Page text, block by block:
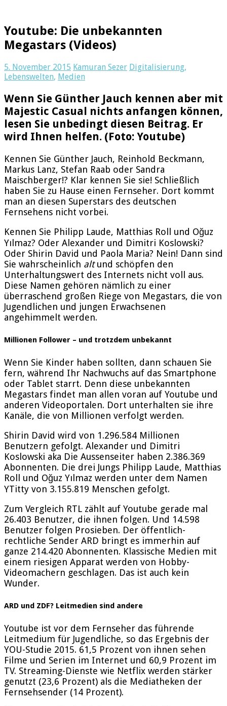
Youtube: Die unbekannten
Megastars (Videos)
5. November 2015 Kamuran Sezer Digitalisierung,
Lebenswelten, Medien
Wenn Sie Günther Jauch kennen aber mit
Majestic Casual nichts anfangen können,
lesen Sie unbedingt diesen Beitrag. Er
wird Ihnen helfen. (Foto: Youtube)
Kennen Sie Günther Jauch, Reinhold Beckmann,
Markus Lanz, Stefan Raab oder Sandra
Maischberger!? Klar kennen Sie sie! Schließlich
haben Sie zu Hause einen Fernseher. Dort kommt
man an diesen Superstars des deutschen
Fernsehens nicht vorbei.
Kennen Sie Philipp Laude, Matthias Roll und Oğuz
Yılmaz? Oder Alexander und Dimitri Koslowski?
Oder Shirin David und Paola Maria? Nein! Dann sind
Sie wahrscheinlich altund schöpfen den
Unterhaltungswert des Internets nicht voll aus.
Diese Namen gehören nämlich zu einer
überraschend großen Riege von Megastars, die von
Jugendlichen und jungen Erwachsenen
angehimmelt werden.
Millionen Follower – und trotzdem unbekannt
Wenn Sie Kinder haben sollten, dann schauen Sie
fern, während Ihr Nachwuchs auf das Smartphone
oder Tablet starrt. Denn diese unbekannten
Megastars findet man allen voran auf Youtube und
anderen Videoportalen. Dort unterhalten sie ihre
Kanäle, die von Millionen verfolgt werden.
Shirin David wird von 1.296.584 Millionen
Benutzern gefolgt. Alexander und Dimitri
Koslowski aka Die Aussenseiter haben 2.386.369
Abonnenten. Die drei Jungs Philipp Laude, Matthias
Roll und Oğuz Yılmaz werden unter dem Namen
YTitty von 3.155.819 Menschen gefolgt.
Zum Vergleich RTL zählt auf Youtube gerade mal
26.403 Benutzer, die ihnen folgen. Und 14.598
Benutzer folgen Prosieben. Der öffentlich-
rechtliche Sender ARD bringt es immerhin auf
ganze 214.420 Abonnenten. Klassische Medien mit
einem riesigen Apparat werden von Hobby-
Videomachern geschlagen. Das ist auch kein
Wunder.
ARD und ZDF? Leitmedien sind andere
Youtube ist vor dem Fernseher das führende
Leitmedium für Jugendliche, so das Ergebnis der
YOU-Studie 2015. 61,5 Prozent von ihnen sehen
Filme und Serien im Internet und 60,9 Prozent im
TV. Streaming-Dienste wie Netflix werden stärker
genutzt (23,6 Prozent) als die Mediatheken der
Fernsehsender (14 Prozent).